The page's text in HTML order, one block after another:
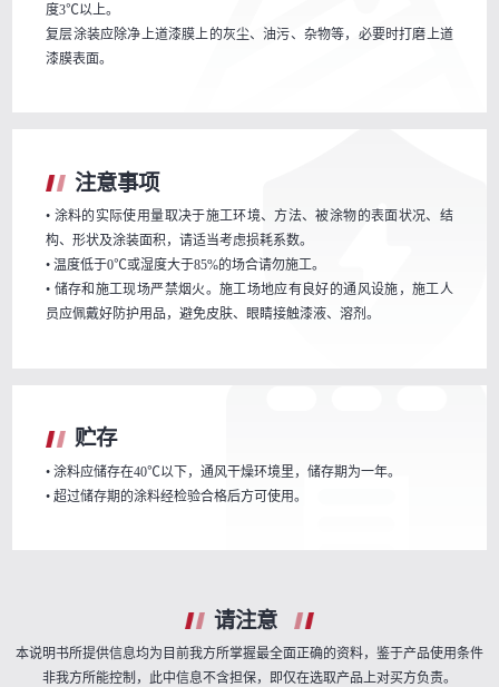
度3℃以上。
复层涂装应除净上道漆膜上的灰尘、油污、杂物等，必要时打磨上道
漆膜表面。
注意事项
• 涂料的实际使用量取决于施工环境、方法、被涂物的表面状况、结
构、形状及涂装面积，请适当考虑损耗系数。
• 温度低于0℃或湿度大于85%的场合请勿施工。
• 储存和施工现场严禁烟火。施工场地应有良好的通风设施，施工人
员应佩戴好防护用品，避免皮肤、眼睛接触漆液、溶剂。
贮存
• 涂料应储存在40℃以下，通风干燥环境里，储存期为一年。
• 超过储存期的涂料经检验合格后方可使用。
请注意
本说明书所提供信息均为目前我方所掌握最全面正确的资料，鉴于产品使用条件
非我方所能控制，此中信息不含担保，即仅在选取产品上对买方负责。